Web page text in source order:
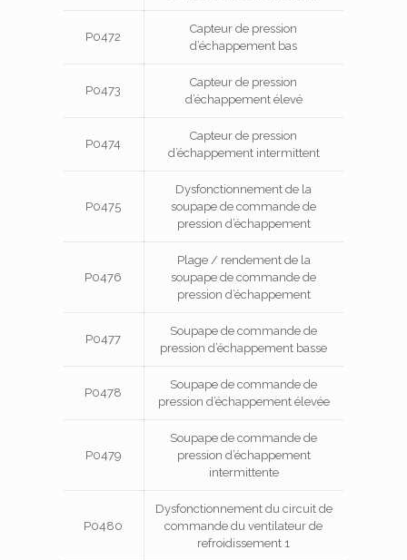
P0472
Capteur de pression
d’échappement bas
P0473
Capteur de pression
d’échappement élevé
P0474
Capteur de pression
d’échappement intermittent
P0475
Dysfonctionnement de la
soupape de commande de
pression d’échappement
P0476
Plage / rendement de la
soupape de commande de
pression d’échappement
P0477
Soupape de commande de
pression d’échappement basse
P0478
Soupape de commande de
pression d’échappement élevée
P0479
Soupape de commande de
pression d’échappement
intermittente
P0480
Dysfonctionnement du circuit de
commande du ventilateur de
refroidissement 1